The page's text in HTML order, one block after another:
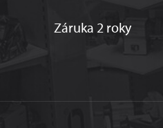
Záruka 2 roky